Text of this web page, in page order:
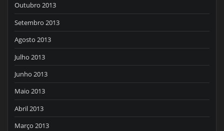
Outubro 2013
Setembro 2013
Agosto 2013
Julho 2013
Junho 2013
Maio 2013
Abril 2013
Março 2013